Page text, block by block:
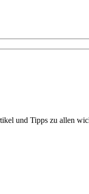
und Tipps zu allen